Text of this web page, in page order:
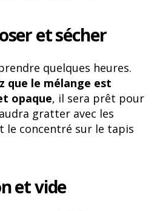
et sécher
quelques heures.
que le mélange est
opaque, il sera prêt pour
gratter avec les
le concentré sur le tapis
et vide